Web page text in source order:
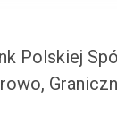
Polskiej